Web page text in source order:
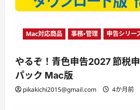
Mac対応商品 事務・管理 申告シリー
やるぞ！青色申告2027 節税
パック Mac版
pikakichi2015@gmail.com 4か月前